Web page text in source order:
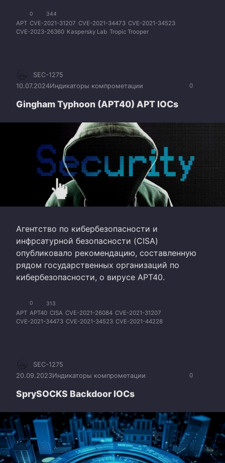
0 344
APT CVE-2021-31207 CVE-2021-34473 CVE-2021-34523
CVE-2023-26360 Kaspersky Lab Tropic Trooper
0
SEC-1275
10.07.2024Индикаторы компрометации
Gingham Typhoon (APT40) APT IOCs
Агентство по кибербезопасности и
инфрсатурной безопасности (CISA)
опубликовало рекомендацию, составленную
рядом государственных организаций по
кибербезопасности, о вирусе APT40.
0 313
APT APT40 CISA CVE-2021-26084 CVE-2021-31207
CVE-2021-34473 CVE-2021-34523 CVE-2021-44228
0
SEC-1275
20.09.2023Индикаторы компрометации
SprySOCKS Backdoor IOCs